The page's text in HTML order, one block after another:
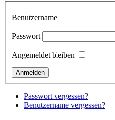
Benutzername
Passwort
Angemeldet bleiben
Passwort vergessen?
Benutzername vergessen?